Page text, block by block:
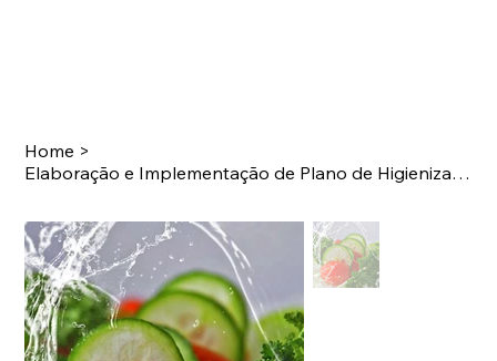
Home >
Elaboração e Implementação de Plano de Higienização - 4hs